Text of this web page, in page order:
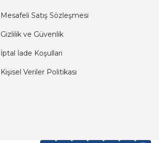
Mesafeli Satış Sözleşmesi
Gizlilik ve Güvenlik
İptal İade Koşullari
Kişisel Veriler Politikası